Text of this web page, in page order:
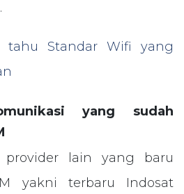
tahu Standar Wifi yang
yang sudah
provider lain yang baru
yakni terbaru Indosat